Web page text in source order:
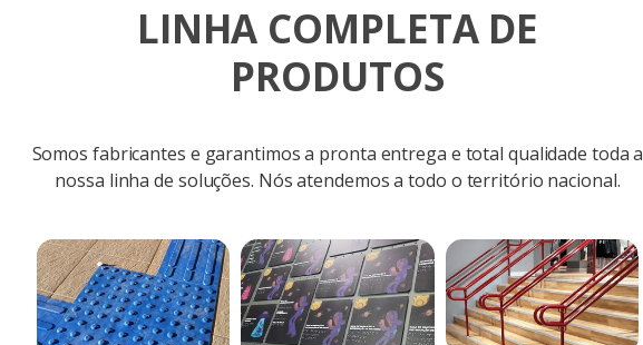
LINHA COMPLETA DE
PRODUTOS
Somos fabricantes e garantimos a pronta entrega e total qualidade toda a
nossa linha de soluções. Nós atendemos a todo o território nacional.